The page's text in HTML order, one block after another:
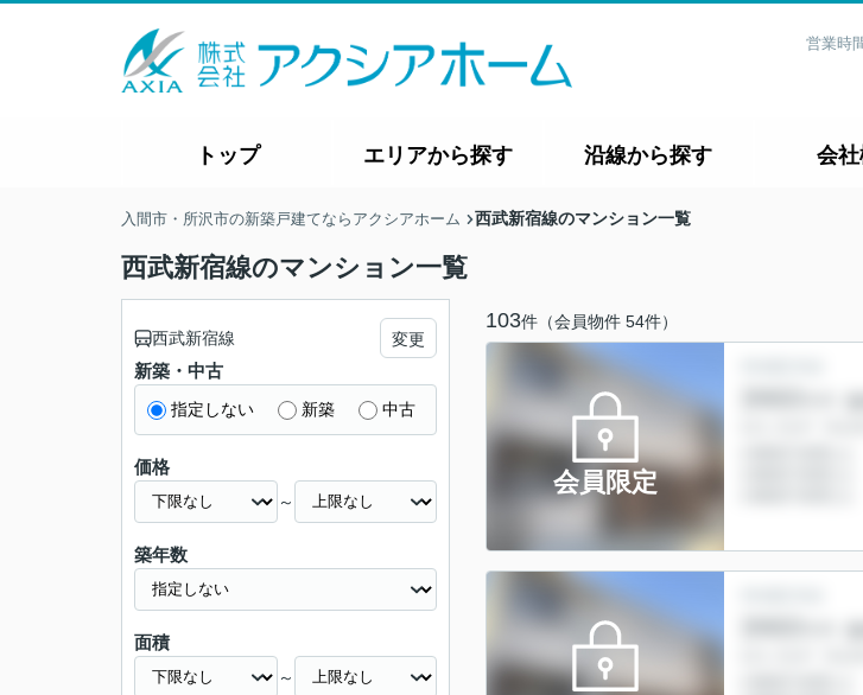
営業時
トップ エリアから探す 沿線から探す 会
入間市・所沢市の新築戸建てならアクシアホーム 西武新宿線のマンション一覧
西武新宿線のマンション一覧
103件（会員物件 54件）
会員限定
西武新宿線 変更
新築・中古
指定しない 新築 中古
価格
～
築年数
面積
～